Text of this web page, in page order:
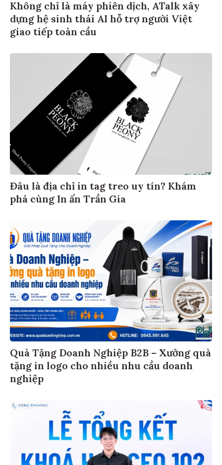
Không chỉ là máy phiên dịch, ATalk xây
dựng hệ sinh thái AI hỗ trợ người Việt
giao tiếp toàn cầu
Đâu là địa chỉ in tag treo uy tín? Khám
phá cùng In ấn Trần Gia
Quà Tặng Doanh Nghiệp B2B – Xưởng quà
tặng in logo cho nhiều nhu cầu doanh
nghiệp